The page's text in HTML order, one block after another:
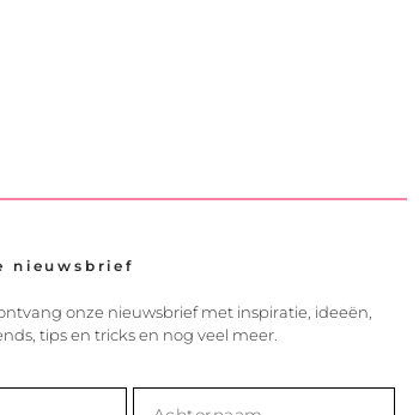
nieuwsbrief
onze nieuwsbrief met inspiratie, ideeën,
tips en tricks en nog veel meer.